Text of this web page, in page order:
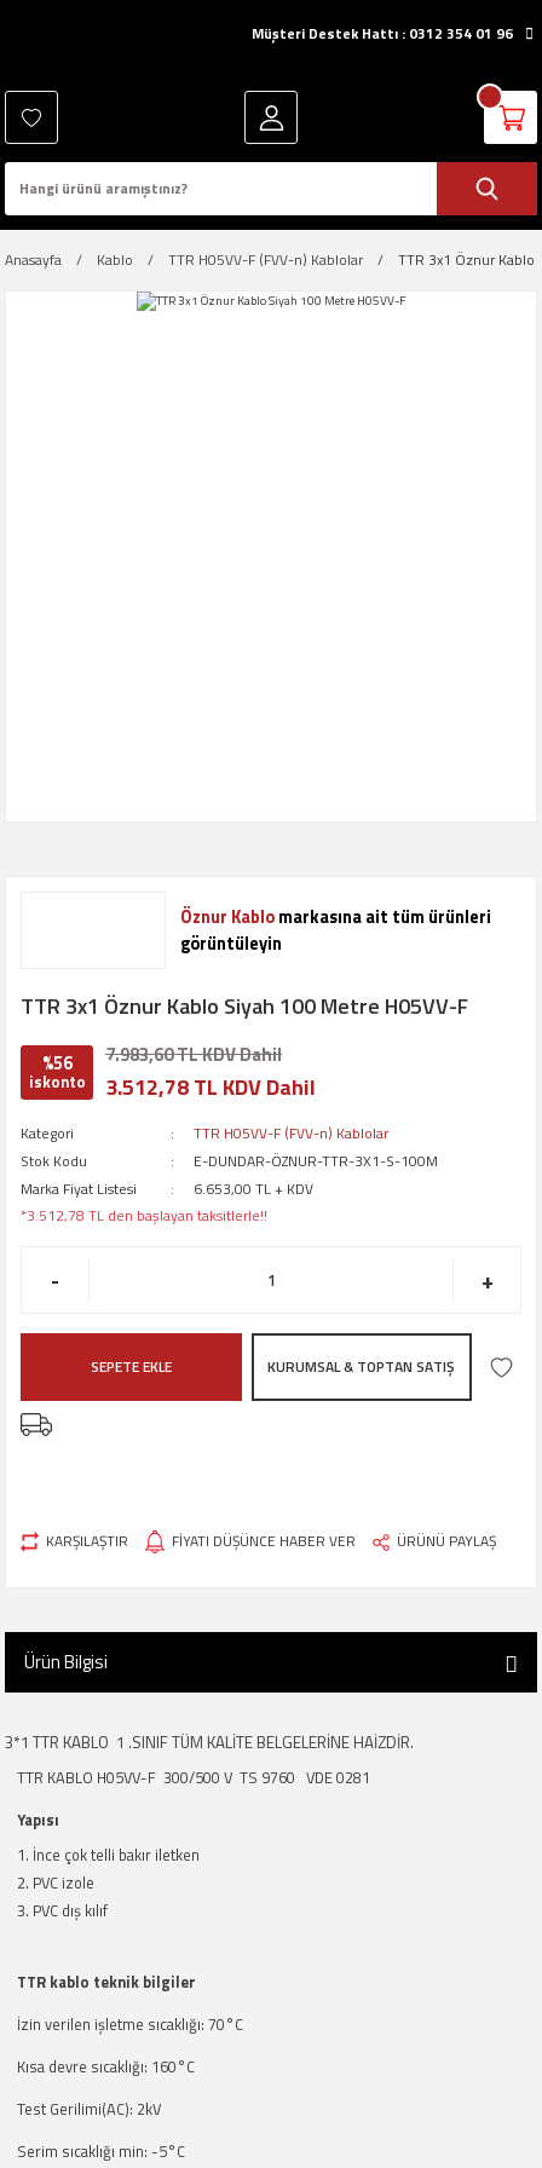
Müşteri Destek Hattı : 0312 354 01 96
Anasayfa Kablo TTR H05VV-F (FVV-n) Kablolar TTR 3x1 Öznur
Öznur Kablomarkasına ait tüm ürünleri
görüntüleyin
TTR 3x1 Öznur Kablo Siyah 100 Metre H05VV-F
%56
iskonto
7.983,60 TL KDV Dahil
3.512,78 TL KDV Dahil
Kategori
TTR H05VV-F (FVV-n) Kablolar
Stok Kodu
E-DUNDAR-ÖZNUR-TTR-3X1-S-100M
Marka Fiyat Listesi
6.653,00 TL + KDV
*3.512,78 TL den başlayan taksitlerle!!
- +
SEPETE EKLE KURUMSAL & TOPTAN SATIŞ
KARŞILAŞTIR FİYATI DÜŞÜNCE HABER VER ÜRÜNÜ PAYLAŞ
Ürün Bilgisi
3*1 TTR KABLO 1 .SINIF TÜM KALİTE BELGELERİNE HAİZDİR.
TTR KABLO H05VV-F 300/500 V TS 9760 VDE 0281
Yapısı
İnce çok telli bakır iletken
PVC izole
PVC dış kılıf
TTR kablo teknik bilgiler
İzin verilen işletme sıcaklığı: 70°C
Kısa devre sıcaklığı: 160°C
Test Gerilimi(AC): 2kV
Serim sıcaklığı min: -5°C